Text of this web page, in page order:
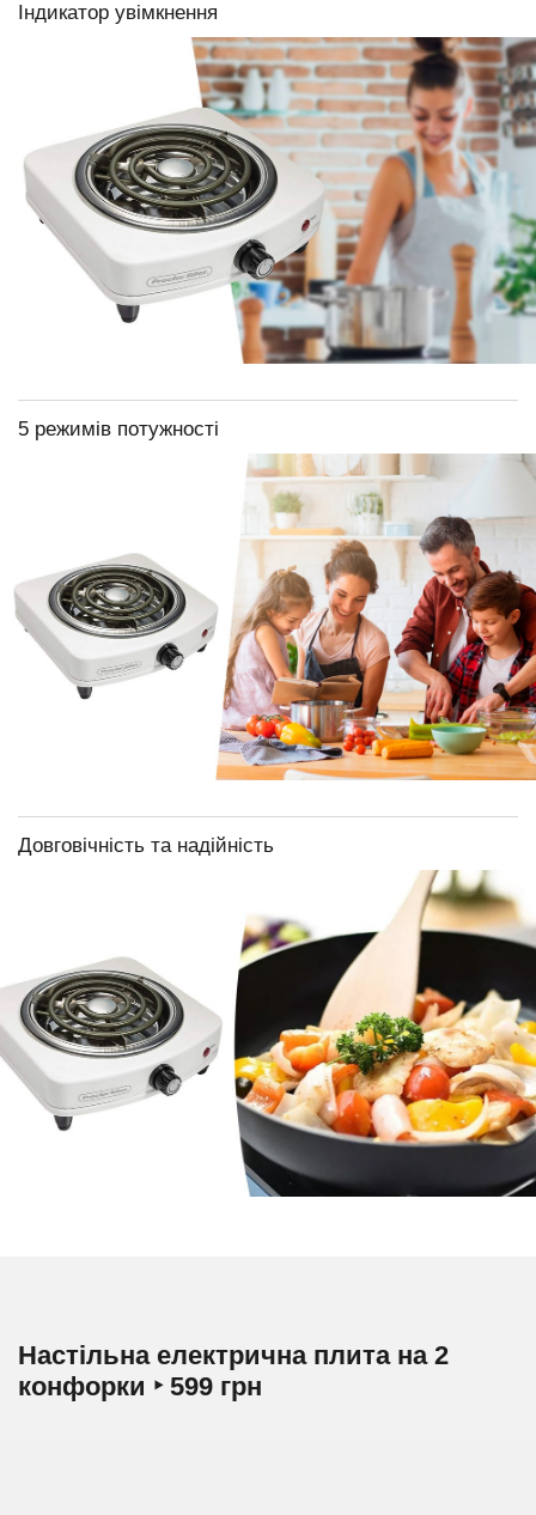
Індикатор увімкнення
5 режимів потужності
Довговічність та надійність
Настільна електрична плита на 2
конфорки ‣ 599 грн